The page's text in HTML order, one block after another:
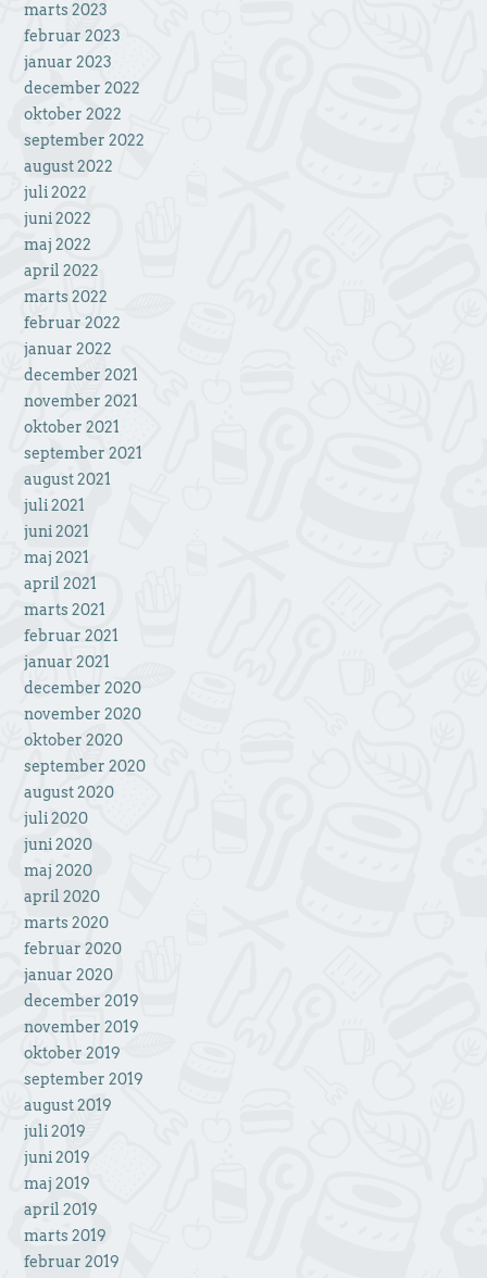
marts 2023
februar 2023
januar 2023
december 2022
oktober 2022
september 2022
august 2022
juli 2022
juni 2022
maj 2022
april 2022
marts 2022
februar 2022
januar 2022
december 2021
november 2021
oktober 2021
september 2021
august 2021
juli 2021
juni 2021
maj 2021
april 2021
marts 2021
februar 2021
januar 2021
december 2020
november 2020
oktober 2020
september 2020
august 2020
juli 2020
juni 2020
maj 2020
april 2020
marts 2020
februar 2020
januar 2020
december 2019
november 2019
oktober 2019
september 2019
august 2019
juli 2019
juni 2019
maj 2019
april 2019
marts 2019
februar 2019